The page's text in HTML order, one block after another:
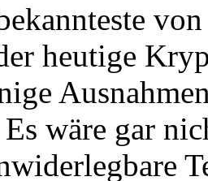
heutige
wäre gar